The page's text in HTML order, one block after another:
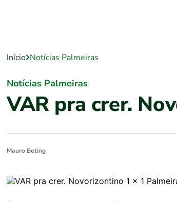
Início Notícias Palmeiras
Notícias Palmeiras
VAR pra crer.
Mauro Beting